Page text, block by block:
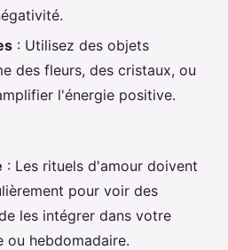
: Utilisez des objets
des fleurs, des cristaux, ou
l'énergie positive.
: Les rituels d'amour doivent
pour voir des
les intégrer dans votre
ou hebdomadaire.